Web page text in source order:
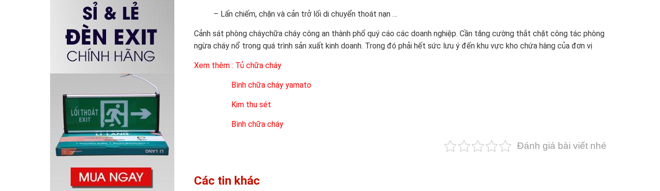
– Lấn chiếm, chặn và cản trở lối di chuyển thoát nạn …
Cảnh sát phòng cháychữa cháy công an thành phố quý cáo các doanh nghiệp. Cần tăng cường thắt chặt công tác phòng
ngừa cháy nổ trong quá trình sản xuất kinh doanh. Trong đó phải hết sức lưu ý đến khu vực kho chứa hàng của đơn vị
Xem thêm : Tủ chữa cháy
Bình chữa cháy yamato
Kim thu sét
Bình chữa cháy
Đánh giá bài viết nhé
Các tin khác